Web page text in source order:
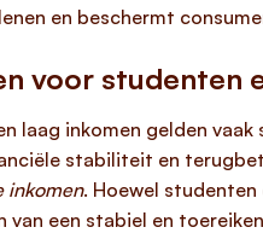
en beschermt
voor studenten
laag inkomen gelden
stabiliteit en
inkomen. Hoewel
een stabiel en